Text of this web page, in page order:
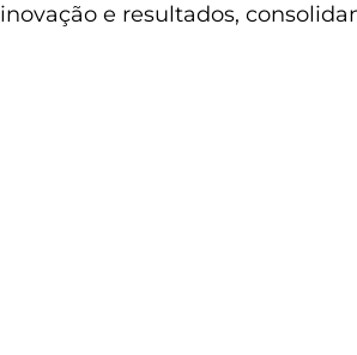
inovação e resultados,